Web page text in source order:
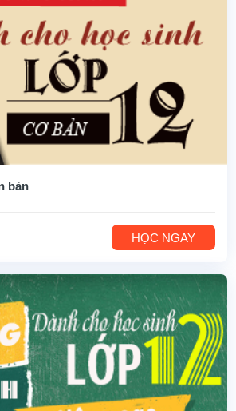
bản
HỌC NGAY